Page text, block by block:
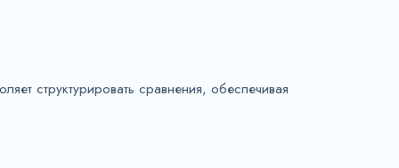
структурировать сравнения, обеспечивая